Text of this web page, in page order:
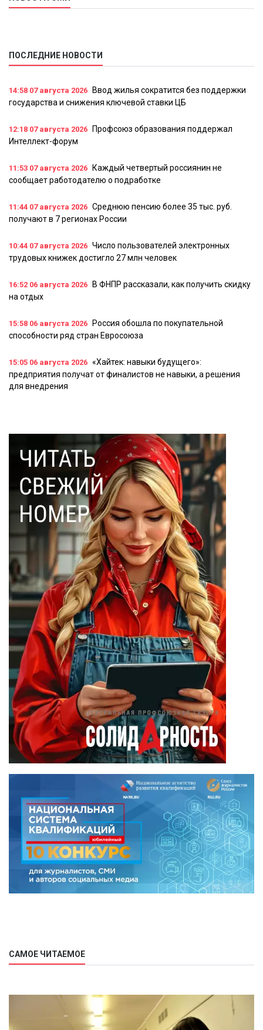
ПОСЛЕДНИЕ НОВОСТИ
14:58 07 августа 2026
Ввод жилья сократится без поддержки
государства и снижения ключевой ставки ЦБ
12:18 07 августа 2026
Профсоюз образования поддержал
Интеллект-форум
11:53 07 августа 2026
Каждый четвертый россиянин не
сообщает работодателю о подработке
11:44 07 августа 2026 Среднюю пенсию более 35 тыс. руб.
получают в 7 регионах России
10:44 07 августа 2026 Число пользователей электронных
трудовых книжек достигло 27 млн человек
16:52 06 августа 2026
В ФНПР рассказали, как получить скидку
на отдых
15:58 06 августа 2026
Россия обошла по покупательной
способности ряд стран Евросоюза
15:05 06 августа 2026 «Хайтек: навыки будущего»:
предприятия получат от финалистов не навыки, а решения
для внедрения
САМОЕ ЧИТАЕМОЕ